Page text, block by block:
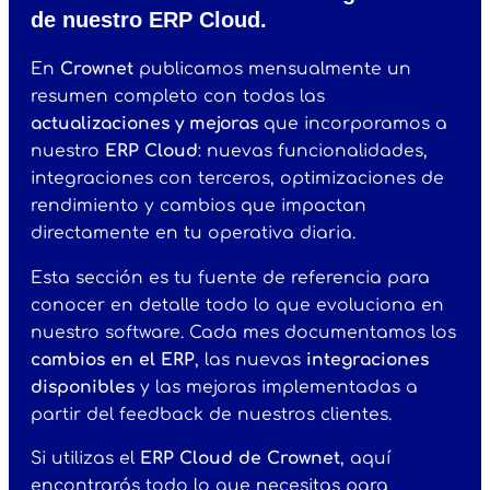
de nuestro ERP Cloud.
En Crownet publicamos mensualmente un
resumen completo con todas las
actualizaciones y mejoras que incorporamos a
nuestro ERP Cloud: nuevas funcionalidades,
integraciones con terceros, optimizaciones de
rendimiento y cambios que impactan
directamente en tu operativa diaria.
Esta sección es tu fuente de referencia para
conocer en detalle todo lo que evoluciona en
nuestro software. Cada mes documentamos los
cambios en el ERP, las nuevas integraciones
disponibles y las mejoras implementadas a
partir del feedback de nuestros clientes.
Si utilizas el ERP Cloud de Crownet, aquí
encontrarás todo lo que necesitas para